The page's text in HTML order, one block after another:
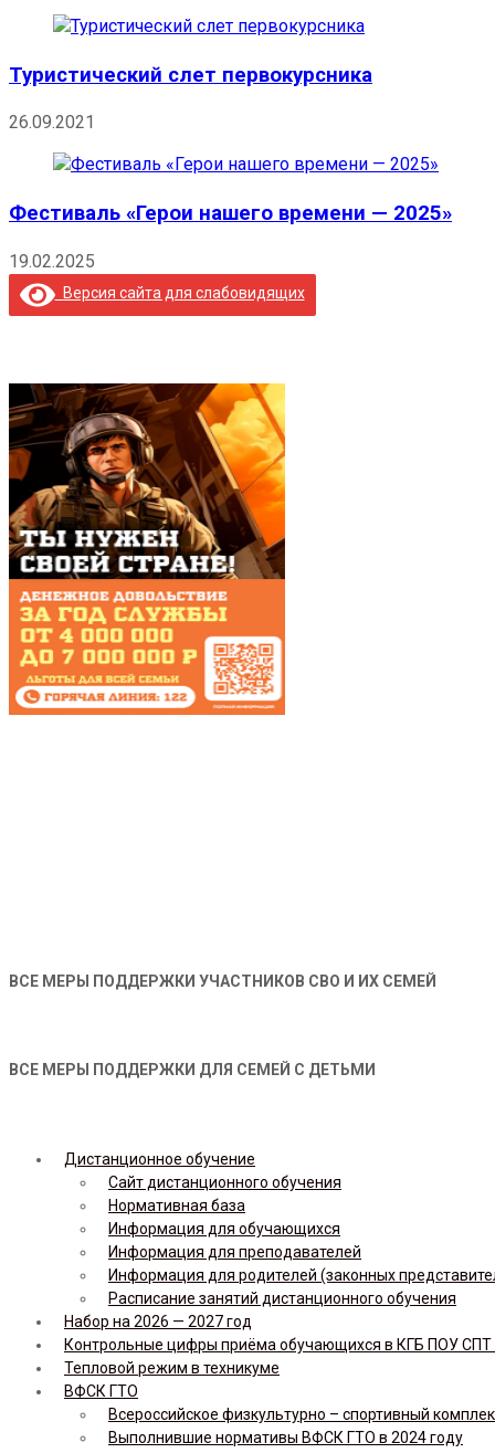
Туристический слет первокурсника
26.09.2021
Фестиваль «Герои нашего времени — 2025»
19.02.2025
Версия сайта для слабовидящих
ВСЕ МЕРЫ ПОДДЕРЖКИ УЧАСТНИКОВ СВО И ИХ СЕМЕЙ
ВСЕ МЕРЫ ПОДДЕРЖКИ ДЛЯ СЕМЕЙ С ДЕТЬМИ
Дистанционное обучение
Сайт дистанционного обучения
Нормативная база
Информация для обучающихся
Информация для преподавателей
Информация для родителей (законных
Расписание занятий дистанционного обучения
Набор на 2026 — 2027 год
Контрольные цифры приёма обучающихся в КГБ ПОУ СПТ
Тепловой режим в техникуме
ВФСК ГТО
Всероссийское физкультурно – спортивный
Выполнившие нормативы ВФСК ГТО в 2024 году